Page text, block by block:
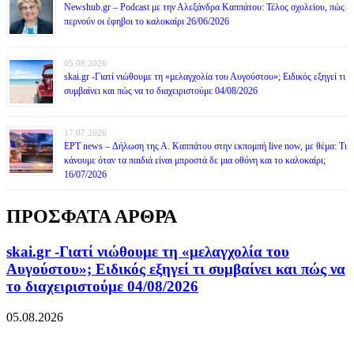
Newshub.gr – Podcast με την Αλεξάνδρα Καππάτου: Τέλος σχολείου, πώς
περνούν οι έφηβοι το καλοκαίρι 26/06/2026
05.08.2026
skai.gr -Γιατί νιώθουμε τη «μελαγχολία του Αυγούστου»; Ειδικός εξηγεί τι
συμβαίνει και πώς να το διαχειριστούμε 04/08/2026
17.07.2026
ΕΡΤ news – Δήλωση της Α. Καππάτου στην εκπομπή live now, με θέμα: Τι
κάνουμε όταν τα παιδιά είναι μπροστά δε μια οθόνη και το καλοκαίρι;
16/07/2026
ΠΡΟΣΦΑΤΑ ΑΡΘΡΑ
skai.gr -Γιατί νιώθουμε τη «μελαγχολία του
Αυγούστου»; Ειδικός εξηγεί τι συμβαίνει και πώς να
το διαχειριστούμε 04/08/2026
05.08.2026